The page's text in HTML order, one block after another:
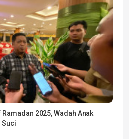
2025, Wadah Anak
Suci